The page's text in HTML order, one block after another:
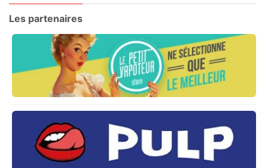
Les partenaires